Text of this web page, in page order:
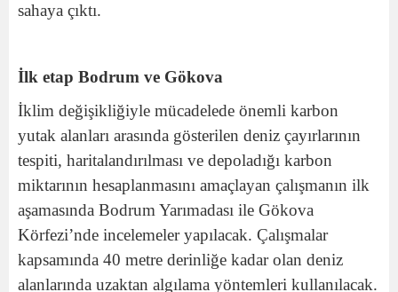
sahaya çıktı.
İlk etap Bodrum ve Gökova
İklim değişikliğiyle mücadelede önemli karbon
yutak alanları arasında gösterilen deniz çayırlarının
tespiti, haritalandırılması ve depoladığı karbon
miktarının hesaplanmasını amaçlayan çalışmanın ilk
aşamasında Bodrum Yarımadası ile Gökova
Körfezi’nde incelemeler yapılacak. Çalışmalar
kapsamında 40 metre derinliğe kadar olan deniz
alanlarında uzaktan algılama yöntemleri kullanılacak.